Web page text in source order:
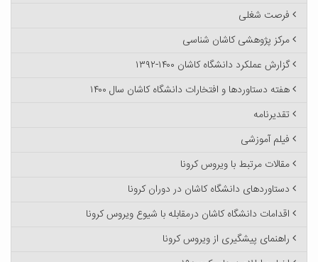
فرصت شغلی
مرکز پژوهشی کاشان شناسی
گزارش عملکرد دانشگاه کاشان ۱۴۰۰-۱۳۹۲
هفته دستاوردها و افتخارات دانشگاه کاشان سال ۱۴۰۰
تقدیرنامه
فیلم آموزشی
مقالات مرتبط با ویروس کرونا
دستاوردهای دانشگاه کاشان در دوران کرونا
اقدامات دانشگاه کاشان درمقابله با شیوع ویروس کرونا
راهنمای پیشگیری از ویروس کرونا